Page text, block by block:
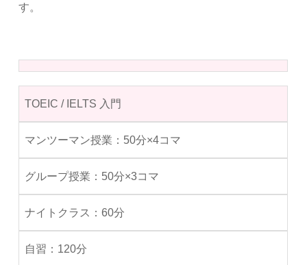
す。
TOEIC / IELTS 入門
50分×4コマ
50分×3コマ
60分
120分